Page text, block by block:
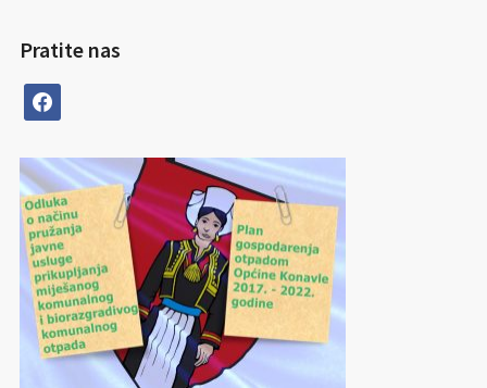
Pratite nas
facebook